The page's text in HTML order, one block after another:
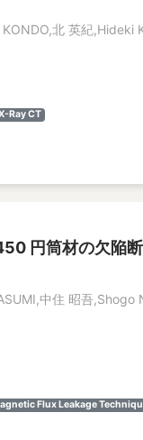
北 英紀,Hideki
Ray CT
円筒材の欠陥
中住 昭吾,Shogo
Flux Leakage